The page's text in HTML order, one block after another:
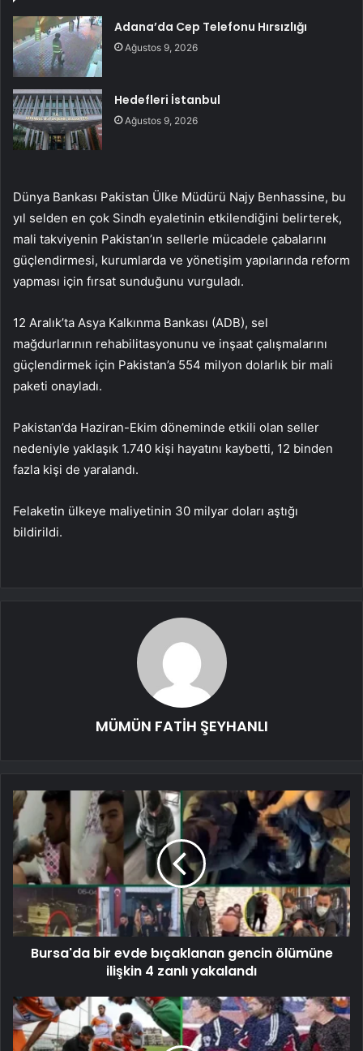
Adana’da Cep Telefonu Hırsızlığı
Ağustos 9, 2026
Hedefleri İstanbul
Ağustos 9, 2026
Dünya Bankası Pakistan Ülke Müdürü Najy Benhassine, bu
yıl selden en çok Sindh eyaletinin etkilendiğini belirterek,
mali takviyenin Pakistan’ın sellerle mücadele çabalarını
güçlendirmesi, kurumlarda ve yönetişim yapılarında reform
yapması için fırsat sunduğunu vurguladı.
12 Aralık’ta Asya Kalkınma Bankası (ADB), sel
mağdurlarının rehabilitasyonunu ve inşaat çalışmalarını
güçlendirmek için Pakistan’a 554 milyon dolarlık bir mali
paketi onayladı.
Pakistan’da Haziran-Ekim döneminde etkili olan seller
nedeniyle yaklaşık 1.740 kişi hayatını kaybetti, 12 binden
fazla kişi de yaralandı.
Felaketin ülkeye maliyetinin 30 milyar doları aştığı
bildirildi.
MÜMÜN FATİH ŞEYHANLI
Bursa'da bir evde bıçaklanan gencin ölümüne
ilişkin 4 zanlı yakalandı